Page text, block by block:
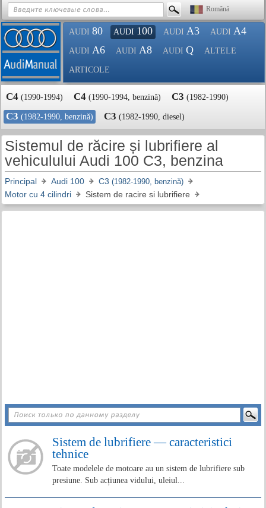
Română
AUDI 80 AUDI 100 AUDI A3 AUDI A4
AUDI A6 AUDI A8 AUDI Q ALTELE
ARTICOLE
C4 (1990-1994) C4 (1990-1994, benzină) C3 (1982-1990)
C3 (1982-1990, benzină) C3 (1982-1990, diesel)
Sistemul de răcire și lubrifiere al
vehiculului Audi 100 C3, benzina
Principal Audi 100 C3 (1982-1990, benzină)
Motor cu 4 cilindri Sistem de racire si lubrifiere
Sistem de lubrifiere — caracteristici
tehnice
Toate modelele de motoare au un sistem de lubrifiere sub
presiune. Sub acțiunea vidului, uleiul...